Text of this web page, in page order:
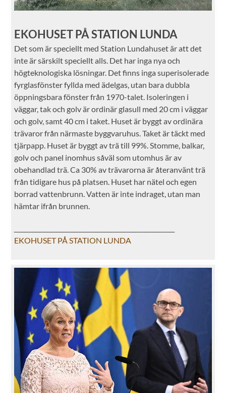
EKOHUSET PÅ STATION LUNDA
Det som är speciellt med Station Lundahuset är att det
inte är särskilt speciellt alls. Det har inga nya och
högteknologiska lösningar. Det finns inga superisolerade
fyrglasfönster fyllda med ädelgas, utan bara dubbla
öppningsbara fönster från 1970-talet. Isoleringen i
väggar, tak och golv är ordinär glasull med 20 cm i väggar
och golv, samt 40 cm i taket. Huset är byggt av ordinära
trävaror från närmaste byggvaruhus. Taket är täckt med
tjärpapp. Huset är byggt av trä till 99%. Stomme, balkar,
golv och panel inomhus såväl som utomhus är av
obehandlad trä. Ca 30% av trävarorna är återanvänt trä
från tidigare hus på platsen. Huset har nätel och egen
borrad vattenbrunn. Vatten är inte indraget, utan man
hämtar ifrån brunnen.
EKOHUSET PÅ STATION LUNDA